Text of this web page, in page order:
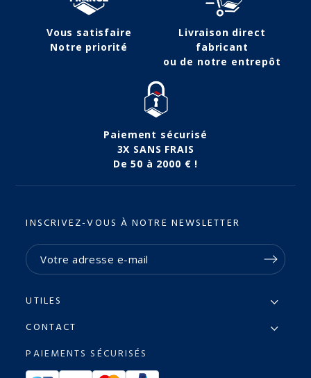
Vous satisfaire
Notre priorité
Livraison direct
fabricant
ou de notre entrepôt
Paiement sécurisé
3X SANS FRAIS
De 50 à 2000 € !
INSCRIVEZ-VOUS À NOTRE NEWSLETTER
UTILES
CONTACT
PAIEMENTS SÉCURISÉS